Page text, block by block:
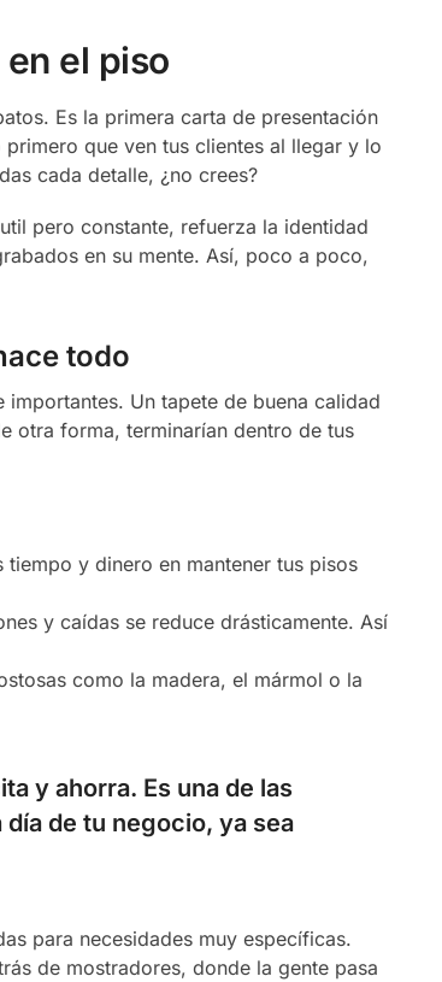
el piso
Es la primera carta de presentación
que ven tus clientes al llegar y lo
cada detalle, ¿no crees?
pero constante, refuerza la identidad
en su mente. Así, poco a poco,
todo
Un tapete de buena calidad
otra forma, terminarían dentro de tus
y dinero en mantener tus pisos
y caídas se reduce drásticamente. Así
como la madera, el mármol o la
y ahorra. Es una de las
de tu negocio, ya sea
para necesidades muy específicas.
de mostradores, donde la gente pasa